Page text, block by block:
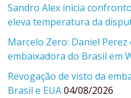
Sandro Alex inicia
eleva temperatura da
Marcelo Zero: Daniel
embaixadora do Brasil em
Revogação de visto da
Brasil e EUA 04/08/2026